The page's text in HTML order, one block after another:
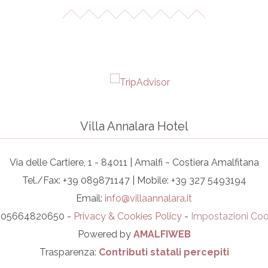
Villa Annalara Hotel
Via delle Cartiere, 1 - 84011 | Amalfi ~ Costiera Amalfitana
Tel./Fax: +39 089871147 | Mobile: +39 327 5493194
Email: info@villaannalara.it
05664820650 - Privacy & Cookies Policy - Impostazioni
Powered by AMALFIWEB
Trasparenza: Contributi statali percepiti